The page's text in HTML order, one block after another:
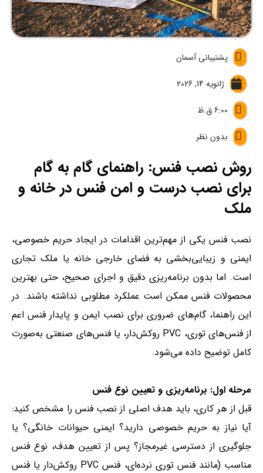
پشتیبانی آسمان
ژانویه 14, 2026
6:00 ق.ظ
بدون نظر
روش نصب فنس: راهنمای گام به گام
برای نصب درست و امن فنس در خانه و
ملک
نصب فنس یکی از مهم‌ترین اقدامات در ایجاد حریم خصوصی،
ایمنی و زیبایی‌بخشی به فضای خارجی خانه یا ملک تجاری
است. اما بدون برنامه‌ریزی دقیق و اجرای صحیح، حتی بهترین
محصولات فنس ممکن است عملکرد مطلوبی نداشته باشند. در
این راهنما، گام‌های ضروری برای نصب ایمن و پایدار فنس اعم
از فنس‌های توری، PVC روکش‌دار، یا فنس‌های صنعتی به‌صورت
کامل توضیح داده می‌شود.
مرحله اول: برنامه‌ریزی و تعیین نوع فنس
قبل از هر کاری، باید هدف اصلی از نصب فنس را مشخص کنید:
آیا نیاز به حریم خصوصی دارید؟ ایمنی حیوانات خانگی؟ یا
جلوگیری از دسترسی غیرمجاز؟ پس از تعیین هدف، نوع فنس
مناسب (مانند فنس توری نرده‌ای، فنس PVC روکش‌دار یا فنس